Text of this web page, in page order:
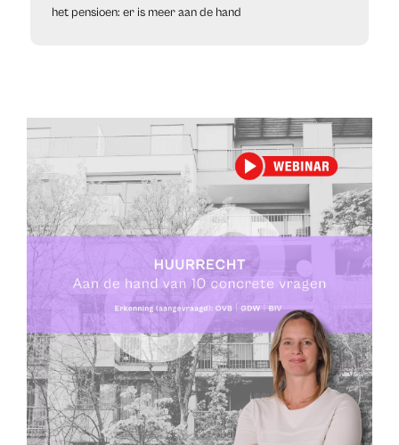
het pensioen: er is meer aan de hand